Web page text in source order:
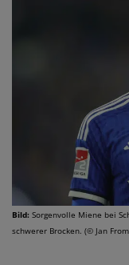
Bild: Sorgenvolle Miene bei
schwerer Brocken. (© Jan